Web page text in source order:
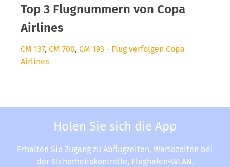
Top 3 Flugnummern von Copa
Airlines
CM 137, CM 700, CM 193 - Flug verfolgen Copa
Airlines
Holen Sie sich die App
Erhalten Sie Zugang zu Abflugzeiten, Wartezeiten bei
der Sicherheitskontrolle, Flughafen-WLAN,